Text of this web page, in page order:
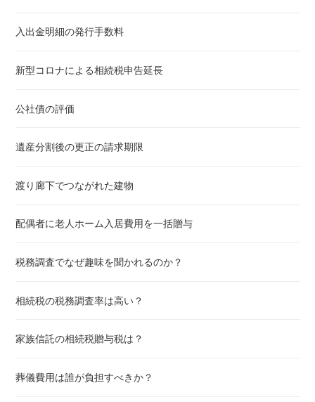
入出金明細の発行手数料
新型コロナによる相続税申告延長
公社債の評価
遺産分割後の更正の請求期限
渡り廊下でつながれた建物
配偶者に老人ホーム入居費用を一括贈与
税務調査でなぜ趣味を聞かれるのか？
相続税の税務調査率は高い？
家族信託の相続税贈与税は？
葬儀費用は誰が負担すべきか？